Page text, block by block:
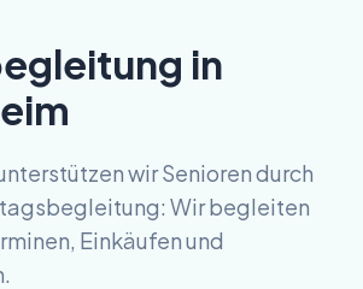
in
wir Senioren durch
Wir begleiten
Einkäufen und